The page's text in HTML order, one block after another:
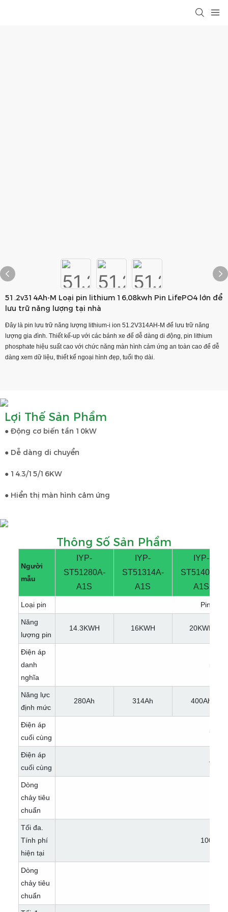
51.2v314Ah-M Loại pin lithium 16,08kwh Pin LifePO4 lớn để
lưu trữ năng lượng tại nhà
Đây là pin lưu trữ năng lượng lithium-i ion 51.2V314AH-M để lưu trữ năng
lượng gia đình. Thiết kế-up với các bánh xe để dễ dàng di động, pin lithium
phosphate hiệu suất cao với chức năng màn hình cảm ứng an toàn cao để dễ
dàng xem dữ liệu, thiết kế ngoại hình đẹp, tuổi thọ dài.
Lợi Thế Sản Phẩm
● Động cơ biến tần 10kW
● Dễ dàng di chuyển
● 14.3/15/16KW
● Hiển thị màn hình cảm ứng
Thông Số Sản Phẩm
Người
mẫu
IYP-
ST51280A-
A1S
IYP-
ST51314A-
A1S
IYP-
ST51400A-
A1S
Loại pin Pin
Năng
lượng pin
14.3KWH 16KWH 20KWH
Điện áp
danh
nghĩa
51.2V
Năng lực
định mức
280Ah 314Ah 400Ah
Điện áp
cuối cùng
58.0V
Điện áp
cuối cùng
42.0V
Dòng
chảy tiêu
chuẩn
Tối đa.
Tính phí
hiện tại
100A/
Dòng
chảy tiêu
chuẩn